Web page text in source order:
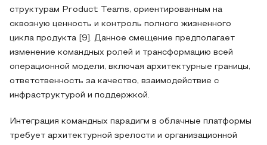
структурам Product Teams, ориентированным на
сквозную ценность и контроль полного жизненного
цикла продукта [9]. Данное смещение предполагает
изменение командных ролей и трансформацию всей
операционной модели, включая архитектурные границы,
ответственность за качество, взаимодействие с
инфраструктурой и поддержкой.
Интеграция командных парадигм в облачные платформы
требует архитектурной зрелости и организационной